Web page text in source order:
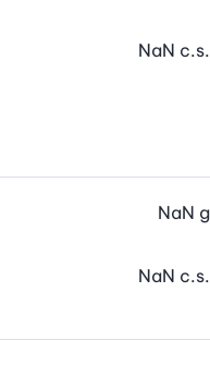
NaN c.s.
NaN g
NaN c.s.